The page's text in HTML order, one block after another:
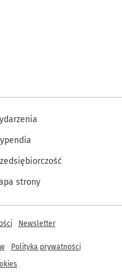
strony
Newsletter
Polityka prywatności